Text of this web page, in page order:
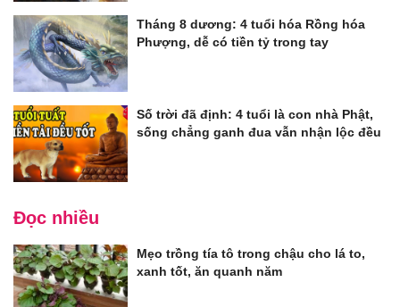
Tháng 8 dương: 4 tuổi hóa Rồng hóa
Phượng, dễ có tiền tỷ trong tay
Số trời đã định: 4 tuổi là con nhà Phật,
sống chẳng ganh đua vẫn nhận lộc đều
Đọc nhiều
Mẹo trồng tía tô trong chậu cho lá to,
xanh tốt, ăn quanh năm